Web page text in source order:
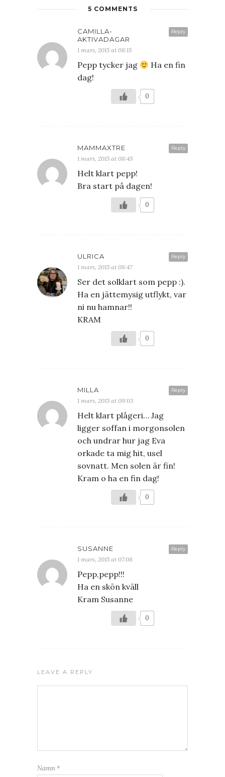
5 COMMENTS
Reply
CAMILLA-
AKTIVADAGAR
1 mars, 2015 at 08:15
Pepp tycker jag
Ha en fin
dag!
0
Reply
MAMMAXTRE
1 mars, 2015 at 08:45
Helt klart pepp!
Bra start på dagen!
0
Reply
ULRICA
1 mars, 2015 at 08:47
Ser det solklart som pepp :).
Ha en jättemysig utflykt, var
ni nu hamnar!!
KRAM
0
Reply
MILLA
1 mars, 2015 at 09:03
Helt klart plågeri… Jag
ligger soffan i morgonsolen
och undrar hur jag Eva
orkade ta mig hit, usel
sovnatt. Men solen är fin!
Kram o ha en fin dag!
0
Reply
SUSANNE
1 mars, 2015 at 07:08
Pepp,pepp!!!
Ha en skön kväll
Kram Susanne
0
LEAVE A REPLY
Namn *